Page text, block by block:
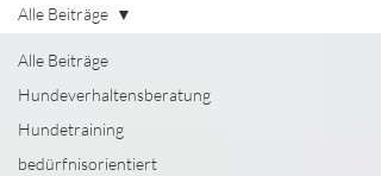
Alle Beiträge
Hundeverhaltensberatung
Hundetraining
bedürfnisorientiert
Alle Beiträge